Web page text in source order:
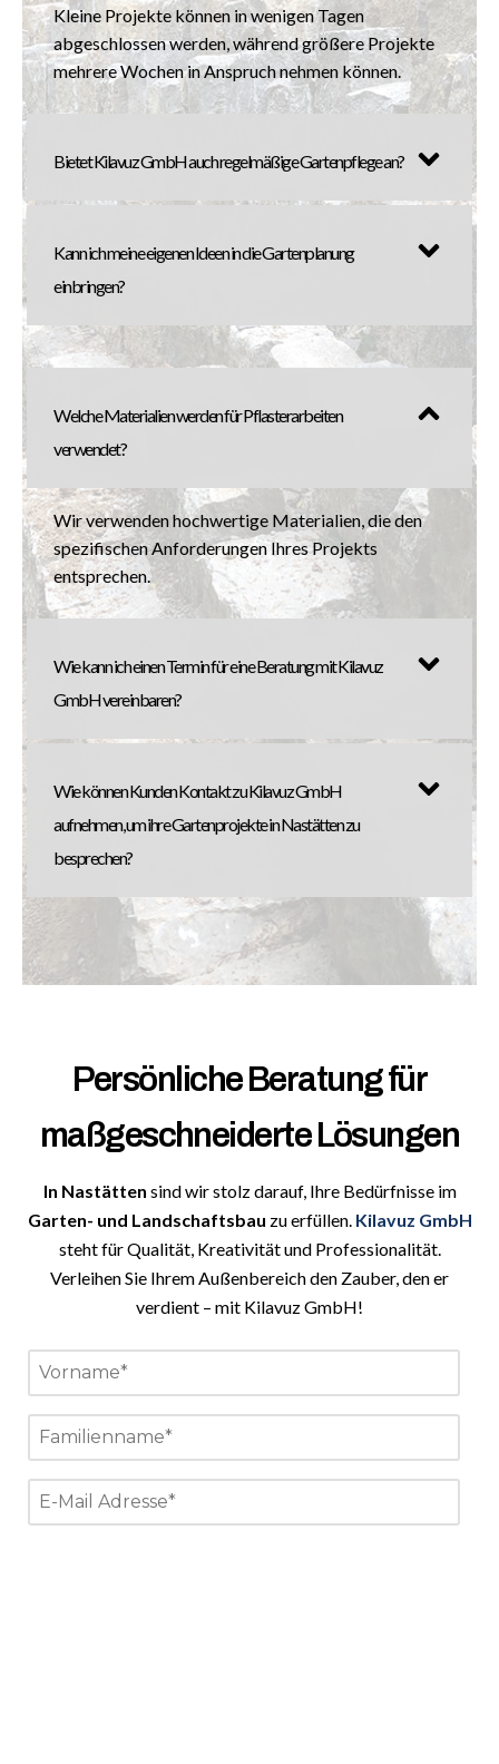
Kleine Projekte können in wenigen Tagen
abgeschlossen werden, während größere Projekte
mehrere Wochen in Anspruch nehmen können.
Bietet Kilavuz GmbH auch regelmäßige Gartenpflege an?
Kann ich meine eigenen Ideen in die Gartenplanung
einbringen?
Welche Materialien werden für Pflasterarbeiten
verwendet?
Wir verwenden hochwertige Materialien, die den
spezifischen Anforderungen Ihres Projekts
entsprechen.
Wie kann ich einen Termin für eine Beratung mit Kilavuz
GmbH vereinbaren?
Wie können Kunden Kontakt zu Kilavuz GmbH
aufnehmen, um ihre Gartenprojekte in Nastätten zu
besprechen?
Persönliche Beratung für
maßgeschneiderte Lösungen
In Nastätten sind wir stolz darauf, Ihre Bedürfnisse im
Garten- und Landschaftsbau zu erfüllen. Kilavuz GmbH
steht für Qualität, Kreativität und Professionalität.
Verleihen Sie Ihrem Außenbereich den Zauber, den er
verdient – mit Kilavuz GmbH!